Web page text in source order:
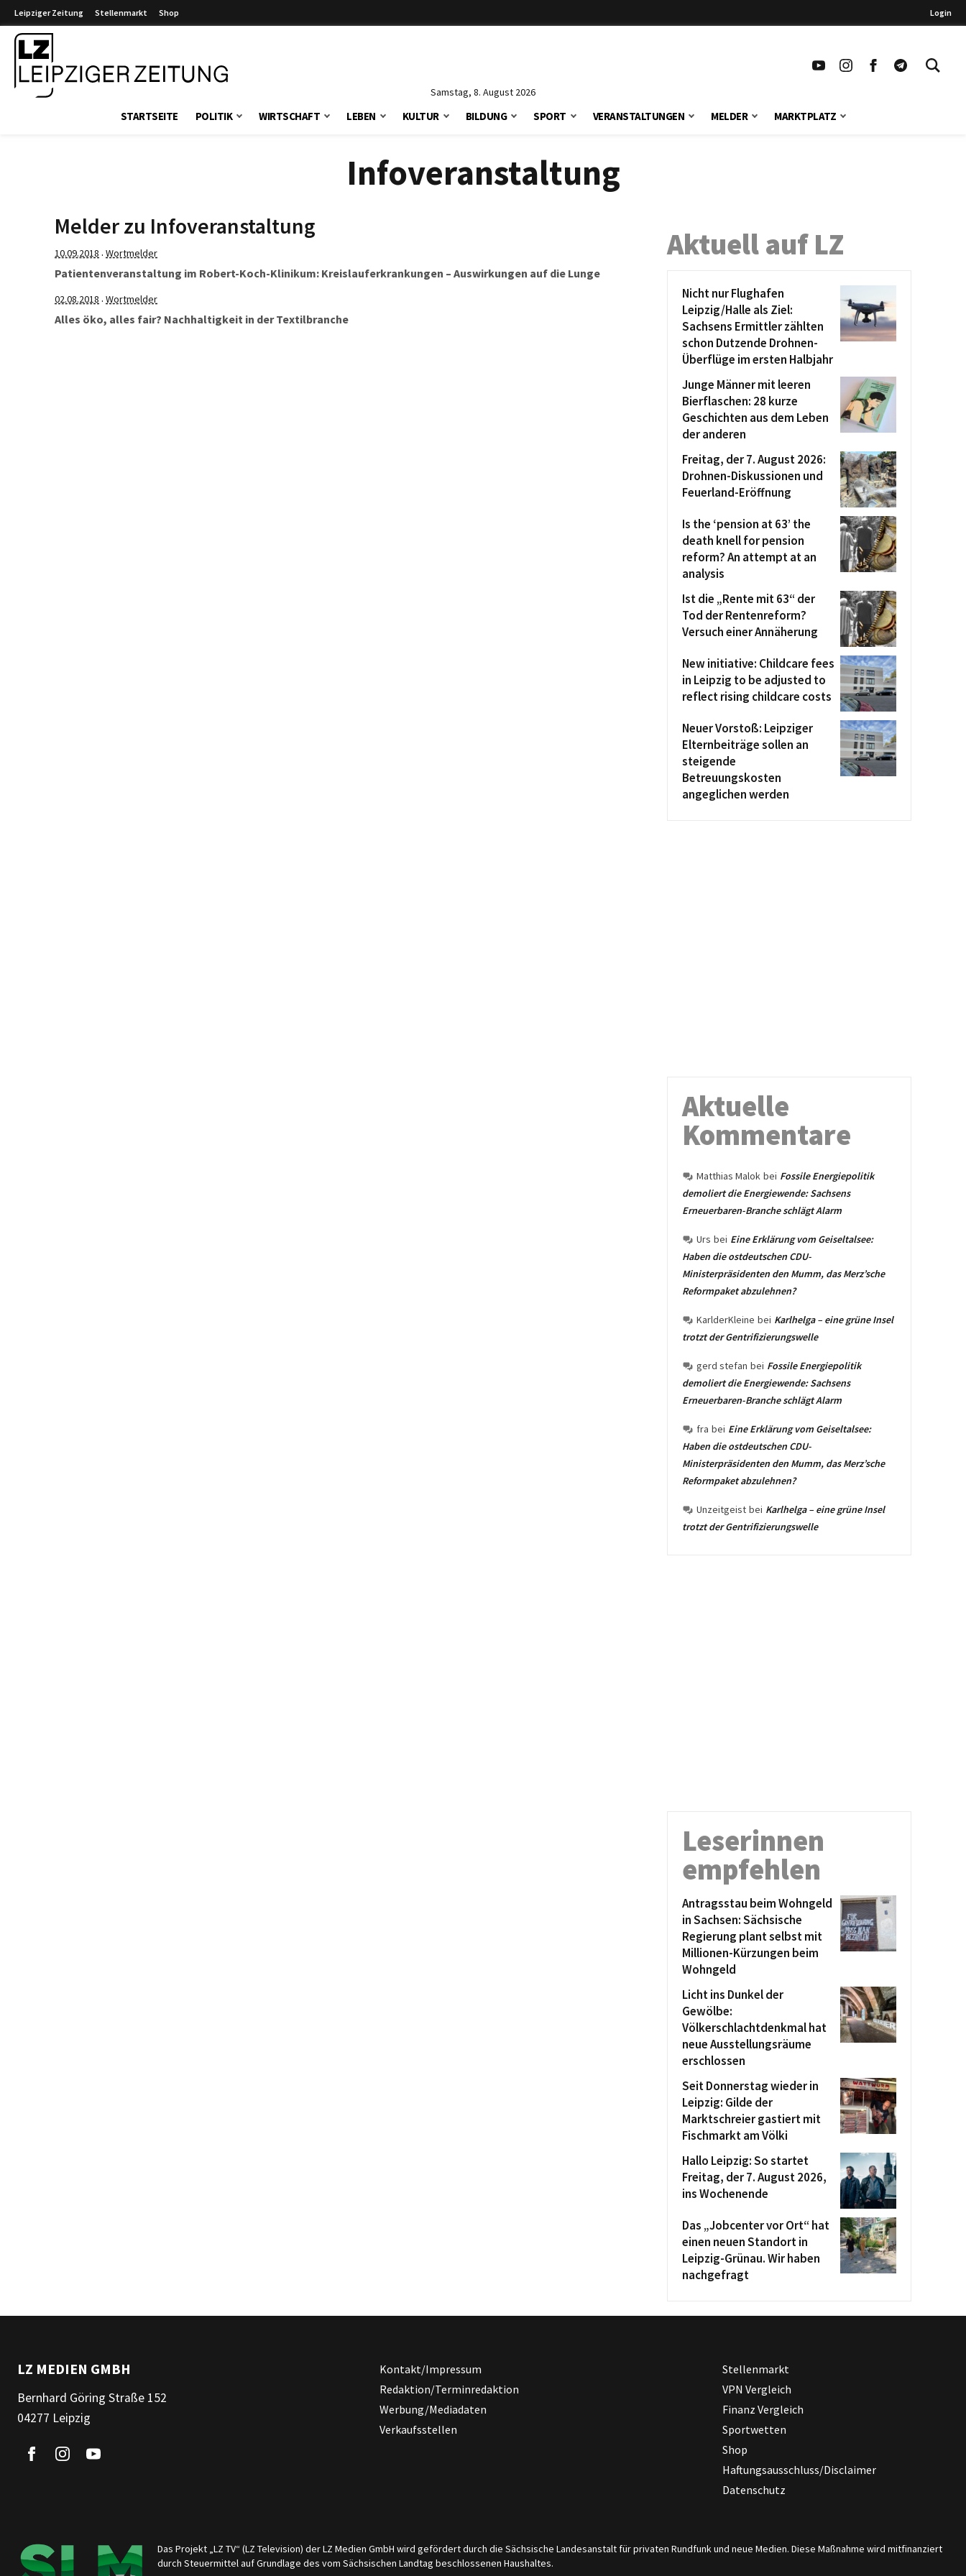
Leipziger Zeitung Stellenmarkt Shop Login
Samstag, 8. August 2026
STARTSEITE POLITIK WIRTSCHAFT LEBEN KULTUR BILDUNG SPORT VERANSTALTUNGEN MELDER MARKTPLATZ
Infoveranstaltung
Melder zu Infoveranstaltung
10.09.2018 · Wortmelder
Patientenveranstaltung im Robert-Koch-Klinikum: Kreislauferkrankungen – Auswirkungen auf die Lunge
02.08.2018 · Wortmelder
Alles öko, alles fair? Nachhaltigkeit in der Textilbranche
Aktuell auf LZ
Nicht nur Flughafen
Leipzig/Halle als Ziel:
Sachsens Ermittler zählten
schon Dutzende Drohnen-
Überflüge im ersten Halbjahr
Junge Männer mit leeren
Bierflaschen: 28 kurze
Geschichten aus dem Leben
der anderen
Freitag, der 7. August 2026:
Drohnen-Diskussionen und
Feuerland-Eröffnung
Is the ‘pension at 63’ the
death knell for pension
reform? An attempt at an
analysis
Ist die „Rente mit 63“ der
Tod der Rentenreform?
Versuch einer Annäherung
New initiative: Childcare fees
in Leipzig to be adjusted to
reflect rising childcare costs
Neuer Vorstoß: Leipziger
Elternbeiträge sollen an
steigende
Betreuungskosten
angeglichen werden
Aktuelle
Kommentare
Matthias Malok bei Fossile Energiepolitik
demoliert die Energiewende: Sachsens
Erneuerbaren-Branche schlägt Alarm
Urs bei Eine Erklärung vom Geiseltalsee:
Haben die ostdeutschen CDU-
Ministerpräsidenten den Mumm, das Merz’sche
Reformpaket abzulehnen?
KarlderKleine bei Karlhelga – eine grüne Insel
trotzt der Gentrifizierungswelle
gerd stefan bei Fossile Energiepolitik
demoliert die Energiewende: Sachsens
Erneuerbaren-Branche schlägt Alarm
fra bei Eine Erklärung vom Geiseltalsee:
Haben die ostdeutschen CDU-
Ministerpräsidenten den Mumm, das Merz’sche
Reformpaket abzulehnen?
Unzeitgeist bei Karlhelga – eine grüne Insel
trotzt der Gentrifizierungswelle
Leserinnen
empfehlen
Antragsstau beim Wohngeld
in Sachsen: Sächsische
Regierung plant selbst mit
Millionen-Kürzungen beim
Wohngeld
Licht ins Dunkel der
Gewölbe:
Völkerschlachtdenkmal hat
neue Ausstellungsräume
erschlossen
Seit Donnerstag wieder in
Leipzig: Gilde der
Marktschreier gastiert mit
Fischmarkt am Völki
Hallo Leipzig: So startet
Freitag, der 7. August 2026,
ins Wochenende
Das „Jobcenter vor Ort“ hat
einen neuen Standort in
Leipzig-Grünau. Wir haben
nachgefragt
LZ MEDIEN GMBH
Bernhard Göring Straße 152
04277 Leipzig
Kontakt/Impressum
Redaktion/Terminredaktion
Werbung/Mediadaten
Verkaufsstellen
Stellenmarkt
VPN Vergleich
Finanz Vergleich
Sportwetten
Shop
Haftungsausschluss/Disclaimer
Datenschutz
Das Projekt „LZ TV“ (LZ Television) der LZ Medien GmbH wird gefördert durch die Sächsische Landesanstalt für privaten Rundfunk und neue Medien. Diese Maßnahme wird mitfinanziert
durch Steuermittel auf Grundlage des vom Sächsischen Landtag beschlossenen Haushaltes.